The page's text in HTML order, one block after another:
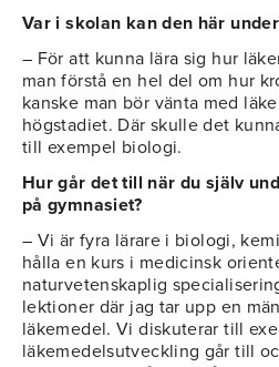
Var i skolan kan den här
– För att kunna lära sig hur
man förstå en hel del om hur
kanske man bör vänta med
högstadiet. Där skulle det
till exempel biologi.
Hur går det till när du själv
på gymnasiet?
– Vi är fyra lärare i biologi,
hålla en kurs i medicinsk
naturvetenskaplig
lektioner där jag tar upp en
läkemedel. Vi diskuterar till
läkemedelsutveckling går till